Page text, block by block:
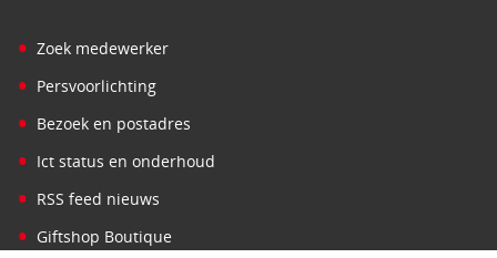
• Zoek medewerker
• Persvoorlichting
• Bezoek en postadres
• Ict status en onderhoud
• RSS feed nieuws
• Giftshop Boutique